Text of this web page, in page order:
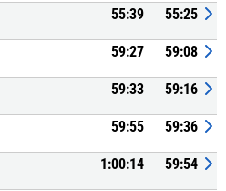
55:39 55:25
59:27 59:08
59:33 59:16
59:55 59:36
1:00:14 59:54